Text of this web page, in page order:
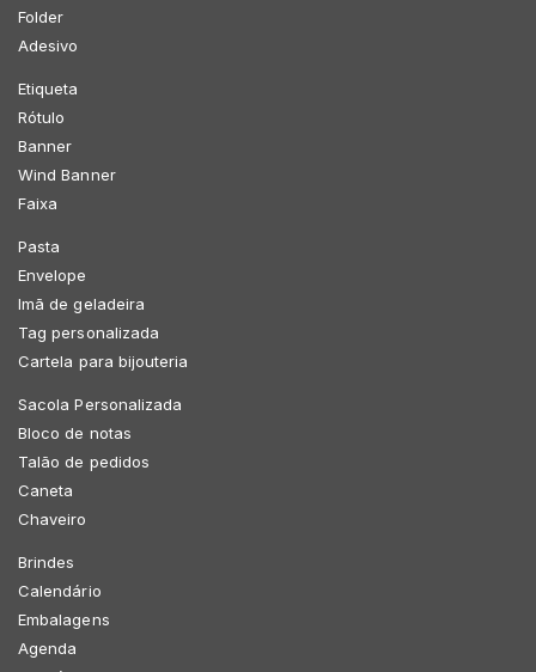
Folder
Adesivo
Etiqueta
Rótulo
Banner
Wind Banner
Faixa
Pasta
Envelope
Imã de geladeira
Tag personalizada
Cartela para bijouteria
Sacola Personalizada
Bloco de notas
Talão de pedidos
Caneta
Chaveiro
Brindes
Calendário
Embalagens
Agenda